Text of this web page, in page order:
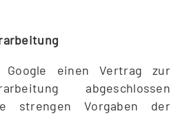
einen Vertrag zur
abgeschlossen
strengen Vorgaben der